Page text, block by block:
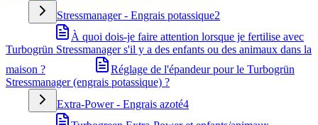
Stressmanager - Engrais potassique2
À quoi dois-je faire attention lorsque je fertilise avec
Turbogrün Stressmanager s'il y a des enfants ou des animaux dans la
maison ?
Réglage de l'épandeur pour le Turbogrün
Stressmanager (engrais potassique) ?
Extra-Power - Engrais azoté4